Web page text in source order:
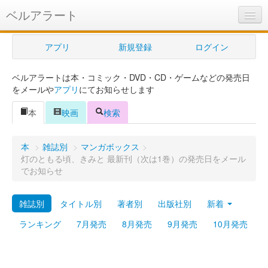
ベルアラート
ベルアラートとは
ヘルプ
新規登録
ログイン
購入管理
プレミアム
アプリ 新規登録 ログイン
ベルアラートは本・コミック・DVD・CD・ゲームなどの発売日
をメールやアプリ にてお知らせします
本
映画 検索
本 > 雑誌別 > マンガボックス >
灯のともる頃、きみと 最新刊（次は1巻）の発売日をメール
でお知らせ
雑誌別 タイトル別 著者別 出版社別
新着
ランキング
7月発売 8月発売 9月発売 10月発売